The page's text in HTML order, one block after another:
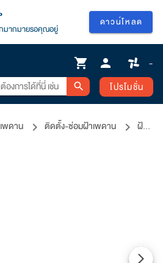
มากมายรอคุณอยู่
ดาวน์โหลด
shopping_cart person -
search โปรโมชั่น
พดาน ติดตั้ง-ซ่อมฝ้าเพดาน ฝ้าภายนอก MultiFunction แผ่นเดียวครบ จบทั้งหลัง